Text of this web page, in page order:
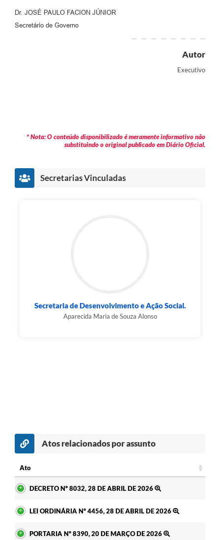
Dr. JOSÉ PAULO FACION JÚNIOR
Secretário de Governo
Autor
Executivo
* Nota: O conteúdo disponibilizado é meramente informativo não
substituindo o original publicado em Diário Oficial.
Secretarias Vinculadas
Secretaria de Desenvolvimento e Ação Social.
Aparecida Maria de Souza Alonso
Atos relacionados por assunto
Ato
DECRETO Nº 8032, 28 DE ABRIL DE 2026
LEI ORDINÁRIA Nº 4456, 28 DE ABRIL DE 2026
PORTARIA Nº 8390, 20 DE MARÇO DE 2026